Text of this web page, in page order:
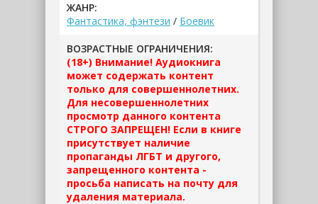
ЖАНР:
Фантастика, фэнтези / Боевик
ВОЗРАСТНЫЕ ОГРАНИЧЕНИЯ:
(18+) Внимание! Аудиокнига
может содержать контент
только для совершеннолетних.
Для несовершеннолетних
просмотр данного контента
СТРОГО ЗАПРЕЩЕН! Если в книге
присутствует наличие
пропаганды ЛГБТ и другого,
запрещенного контента -
просьба написать на почту для
удаления материала.